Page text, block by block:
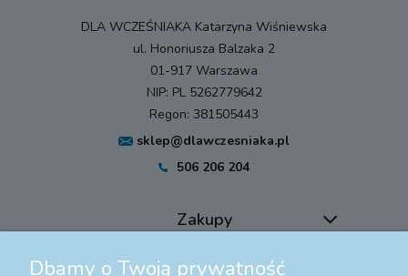
DLA WCZEŚNIAKA Katarzyna Wiśniewska
ul. Honoriusza Balzaka 2
01-917 Warszawa
NIP: PL 5262779642
Regon: 381505443
sklep@dlawczesniaka.pl
506 206 204
Zakupy
Pomoc
Dbamy o Twoją prywatność